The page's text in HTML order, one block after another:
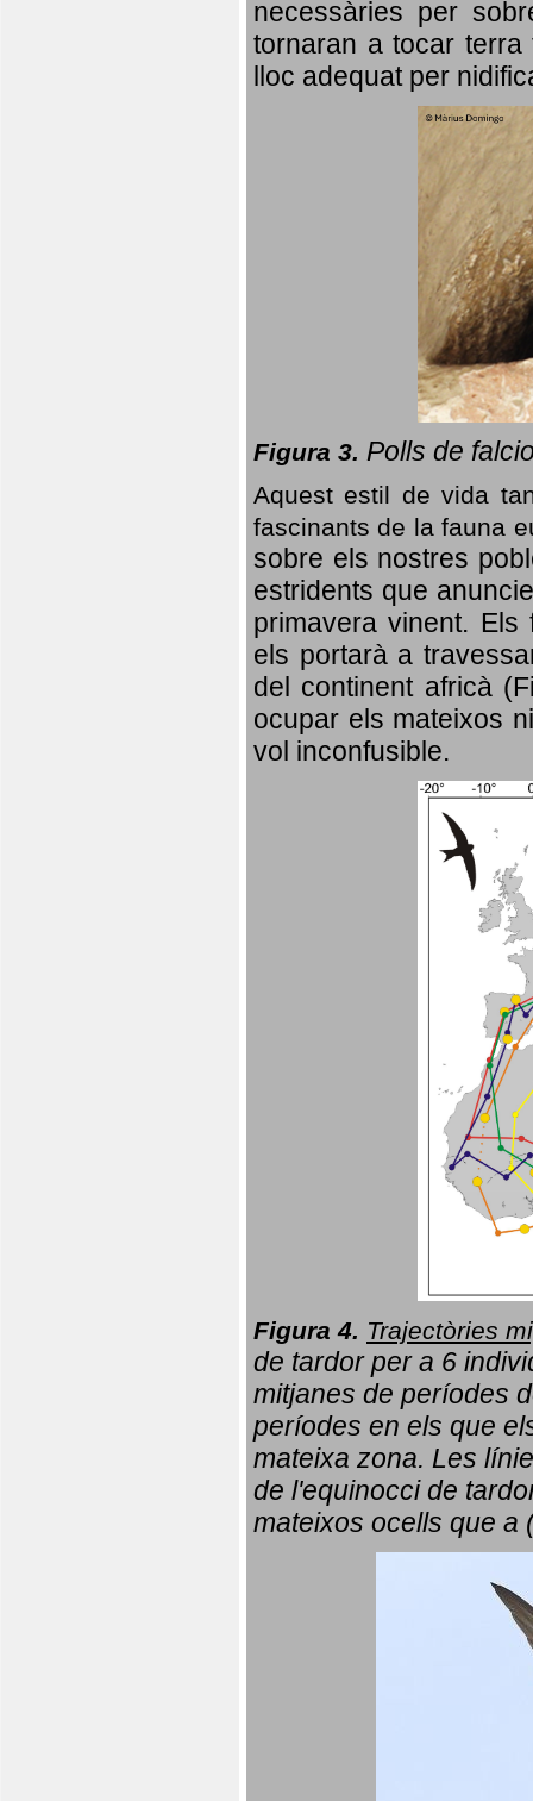
necessàries per
tornaran a tocar
lloc adequat per
Figura 3. Polls de
Aquest estil de vida
fascinants de la fauna
sobre els nostres
estridents que
primavera vinent. Els
els portarà a
del continent africà
ocupar els mateixos
vol inconfusible.
Figura 4. Trajectòries
de tardor per a 6
mitjanes de períodes
períodes en els que
mateixa zona. Les
de l'equinocci de
mateixos ocells que a